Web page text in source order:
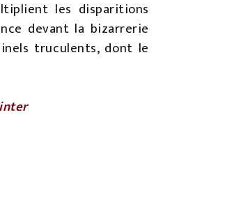
les disparitions
devant la bizarrerie
truculents, dont le